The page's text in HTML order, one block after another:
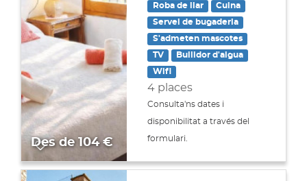
Des de 104 €
Roba de llar
Cuina
Servei de bugaderia
S'admeten mascotes
TV
Bullidor d'aigua
Wifi
4 places
Consulta'ns dates i
disponibilitat a través del
formulari.